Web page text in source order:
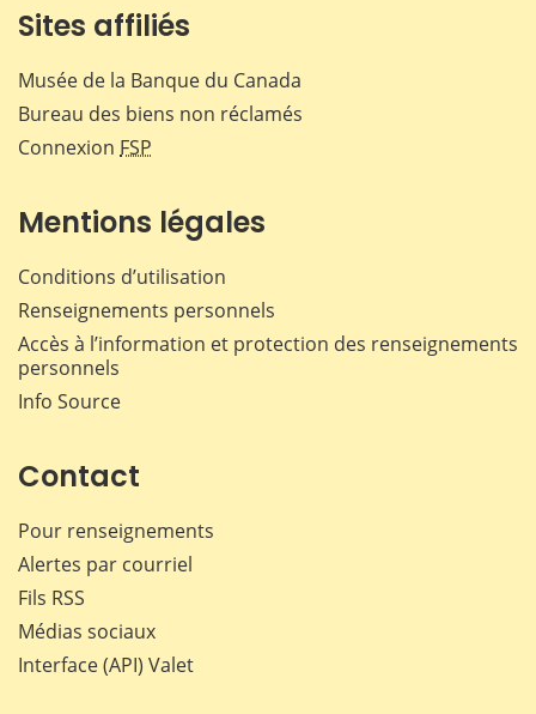
Sites affiliés
Musée de la Banque du Canada
Bureau des biens non réclamés
Connexion FSP
Mentions légales
Conditions d’utilisation
Renseignements personnels
Accès à l’information et protection des renseignements
personnels
Info Source
Contact
Pour renseignements
Alertes par courriel
Fils RSS
Médias sociaux
Interface (API) Valet